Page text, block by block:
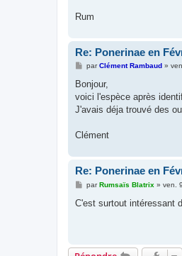
Rum
Re: Ponerinae en
M
s
a
g
parClément Rambaud»
Bonjour,
voici l'espèce après
J'avais déja trouvé des
Clément
Re: Ponerinae en
M
s
parRumsaïs Blatrix » ven.
C'est surtout intéressant